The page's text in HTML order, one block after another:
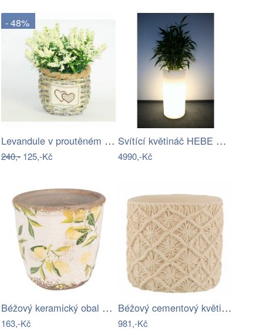
- 48%
Levandule v proutěném květináči
240,- 125,-Kč
Svítící květináč HEBE PL-HE70-LIGHT
4990,-Kč
Béžový keramický obal na květináč s…
163,-Kč
Béžový cementový květináč s drhaným…
981,-Kč